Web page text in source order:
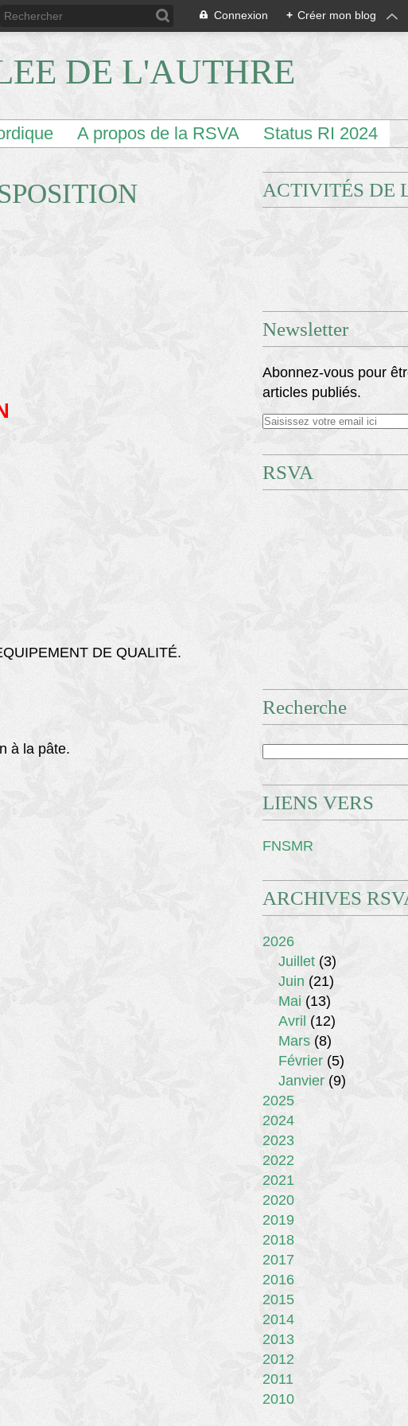
Connexion + Créer mon blog
DE L'AUTHRE
A propos de la RSVA Status RI 2024
DE QUALITÉ.
à la pâte.
ACTIVITÉS DE
Newsletter
Abonnez-vous pour
articles publiés.
RSVA
Recherche
LIENS VERS
FNSMR
ARCHIVES
2026
Juillet (3)
Juin (21)
Mai (13)
Avril (12)
Mars (8)
Février (5)
Janvier (9)
2025
2024
2023
2022
2021
2020
2019
2018
2017
2016
2015
2014
2013
2012
2011
2010